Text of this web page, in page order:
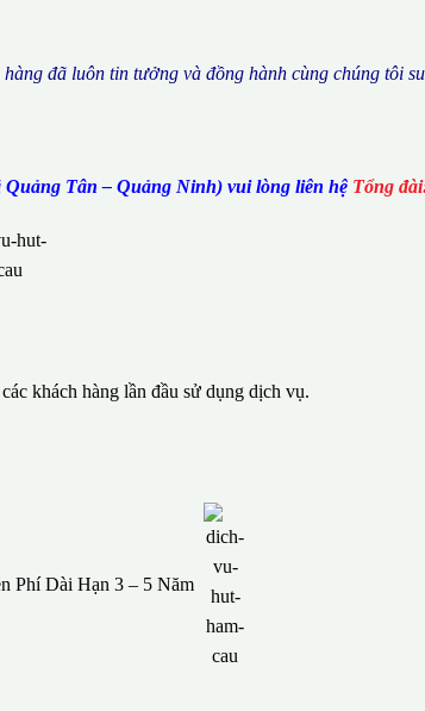
hàng đã luôn tin tưởng và đồng hành cùng chúng tôi su
Tân – Quảng Ninh) vui lòng liên hệ Tổng
khách hàng lần đầu sử dụng dịch vụ.
Phí Dài Hạn 3 – 5 Năm